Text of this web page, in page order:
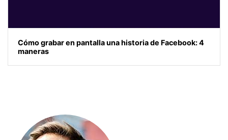
Cómo grabar en pantalla una historia de Facebook: 4
maneras